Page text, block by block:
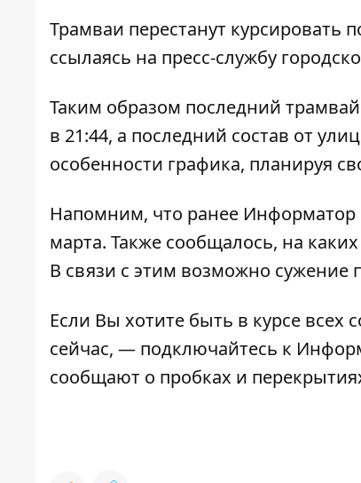
Трамваи перестанут курсировать
ссылаясь на пресс-службу
Таким образом последний
в 21:44, а последний состав от
особенности графика, планируя
Напомним, что ранее Информатор
марта. Также сообщалось, на
В связи с этим возможно сужение
Если Вы хотите быть в курсе всех
сейчас, — подключайтесь к
сообщают о пробках и